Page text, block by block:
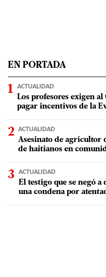
EN PORTADA
ACTUALIDAD
Los profesores exigen
pagar incentivos de la
ACTUALIDAD
Asesinato de agricultor
de haitianos en
ACTUALIDAD
El testigo que se negó a
una condena por